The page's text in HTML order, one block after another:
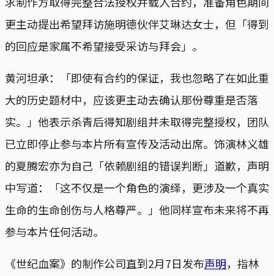
更主动提出希望拜访施明德伙伴艾琳达女士，但「得到
的回应是家属不希望接受采访与拜会」。
黄河坦承：「即使有合约的保证，我也忽略了在如此重
大的历史题材中，应该更主动去确认那份尊重是否落
实。」他表示杀青后得知剧组并未取得完整授权，团队
已立即停止参与本片所有宣传及活动出席。饰演林义雄
的夏腾宏亦为自己「依赖剧组的错误判断」道歉，声明
中写道：「这不仅是一个角色的演绎，更涉及一个真实
生命的生命创伤与人格尊严。」他同样宣布未来将不再
参与本片任何活动。
《世纪血案》的制作公司直到2月7日发布声明，指林